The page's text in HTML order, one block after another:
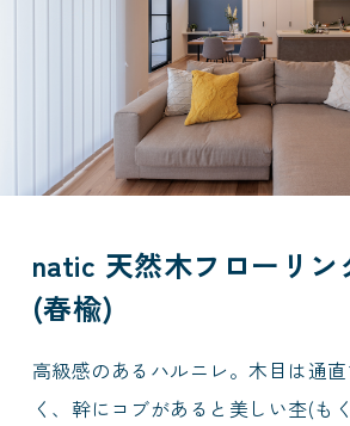
natic 天然木フローリン
(春楡)
高級感のあるハルニレ。木目は通
く、幹にコブがあると美しい杢(も